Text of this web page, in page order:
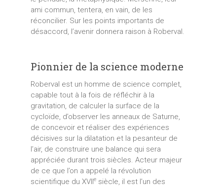
ami commun, tentera, en vain, de les
réconcilier. Sur les points importants de
désaccord, l’avenir donnera raison à Roberval.
Pionnier de la science moderne
Roberval est un homme de science complet,
capable tout à la fois de réfléchir à la
gravitation, de calculer la surface de la
cycloïde, d’observer les anneaux de Saturne,
de concevoir et réaliser des expériences
décisives sur la dilatation et la pesanteur de
l’air, de construire une balance qui sera
appréciée durant trois siècles. Acteur majeur
de ce que l’on a appelé la révolution
scientifique du XVIIesiècle, il est l’un des